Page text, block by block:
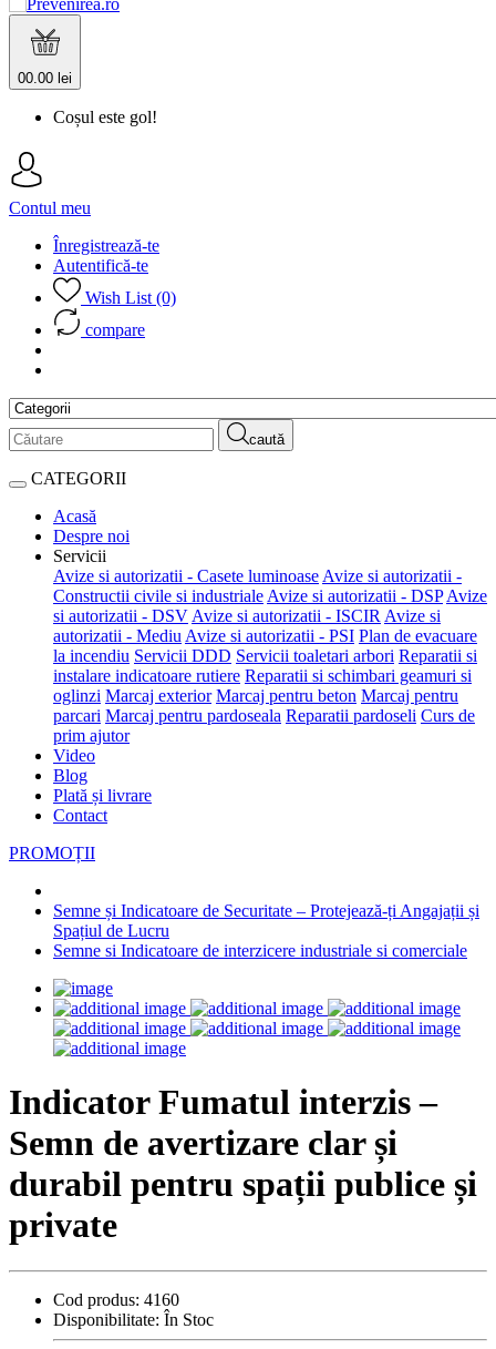
00.00 lei
Coșul este gol!
Contul meu
Înregistrează-te
Autentifică-te
Wish List (0)
compare
caută
CATEGORII
Acasă
Despre noi
Servicii
Avize si autorizatii - Casete luminoase Avize si autorizatii -
Constructii civile si industriale Avize si autorizatii - DSP Avize
si autorizatii - DSV Avize si autorizatii - ISCIR Avize si
autorizatii - Mediu Avize si autorizatii - PSI Plan de evacuare
la incendiu Servicii DDD Servicii toaletari arbori Reparatii si
instalare indicatoare rutiere Reparatii si schimbari geamuri si
oglinzi Marcaj exterior Marcaj pentru beton Marcaj pentru
parcari Marcaj pentru pardoseala Reparatii pardoseli Curs de
prim ajutor
Video
Blog
Plată și livrare
Contact
PROMOȚII
Semne și Indicatoare de Securitate – Protejează-ți Angajații și
Spațiul de Lucru
Semne si Indicatoare de interzicere industriale si comerciale
Indicator Fumatul interzis –
Semn de avertizare clar și
durabil pentru spații publice și
private
Cod produs: 4160
Disponibilitate: În Stoc